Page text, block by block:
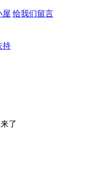
屋 给我们留言
持
了